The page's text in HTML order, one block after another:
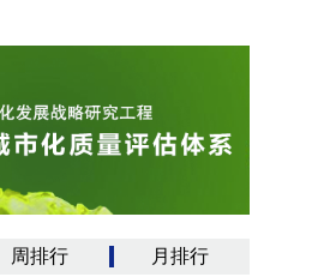
周排行 月排行